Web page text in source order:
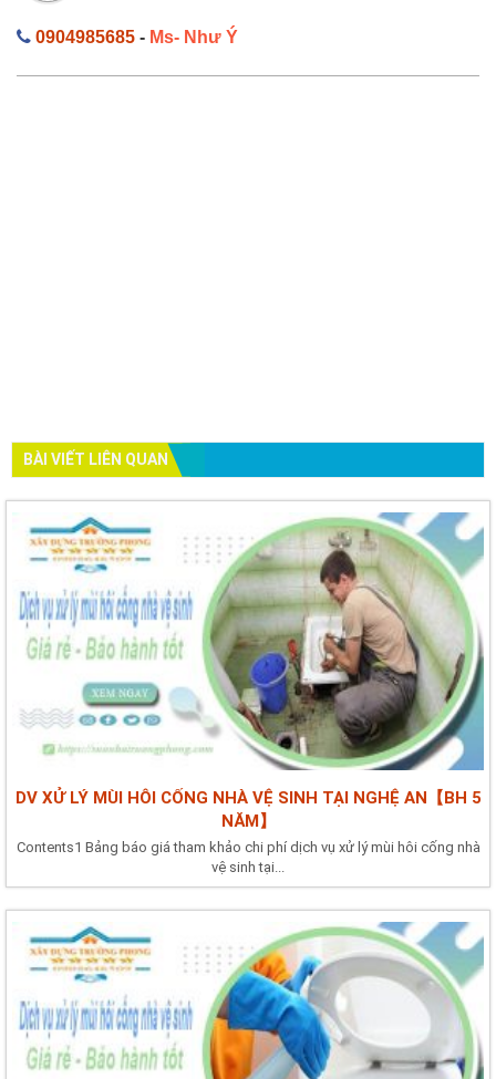
0904985685 - Ms- Như Ý
BÀI VIẾT LIÊN QUAN
DV XỬ LÝ MÙI HÔI CỐNG NHÀ VỆ SINH TẠI NGHỆ AN【BH 5
NĂM】
Contents1 Bảng báo giá tham khảo chi phí dịch vụ xử lý mùi hôi cống nhà
vệ sinh tại...